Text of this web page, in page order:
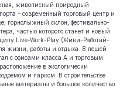
живописный природный
– современный торговый центр и
горнолыжный склон, фестивально-
частью которого станет и новый
Live-Work-Play (Живи-Работай-
жизни, работы и отдыха. В пешей
с офисами класса А и торговым
в экологически
и парком. В строительстве
материалы и большое количество